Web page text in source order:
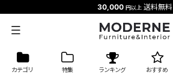
30,000 円以上送料無料
カテゴリ 特集 ランキング おすすめ